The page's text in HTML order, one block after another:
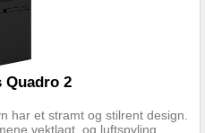
har et stramt og stilrent design.
vektlagt, og luftspyling
Quadro 2